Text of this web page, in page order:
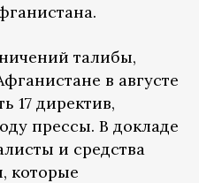
талибы,
в августе
17 директив,
прессы. В докладе
и средства
которые